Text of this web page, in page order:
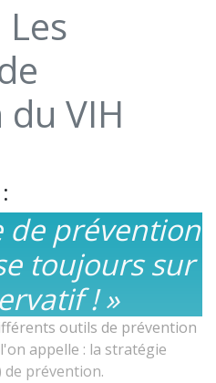
VIH
de prévention
toujours sur
! »
outils de prévention
appelle : la stratégie
de prévention.